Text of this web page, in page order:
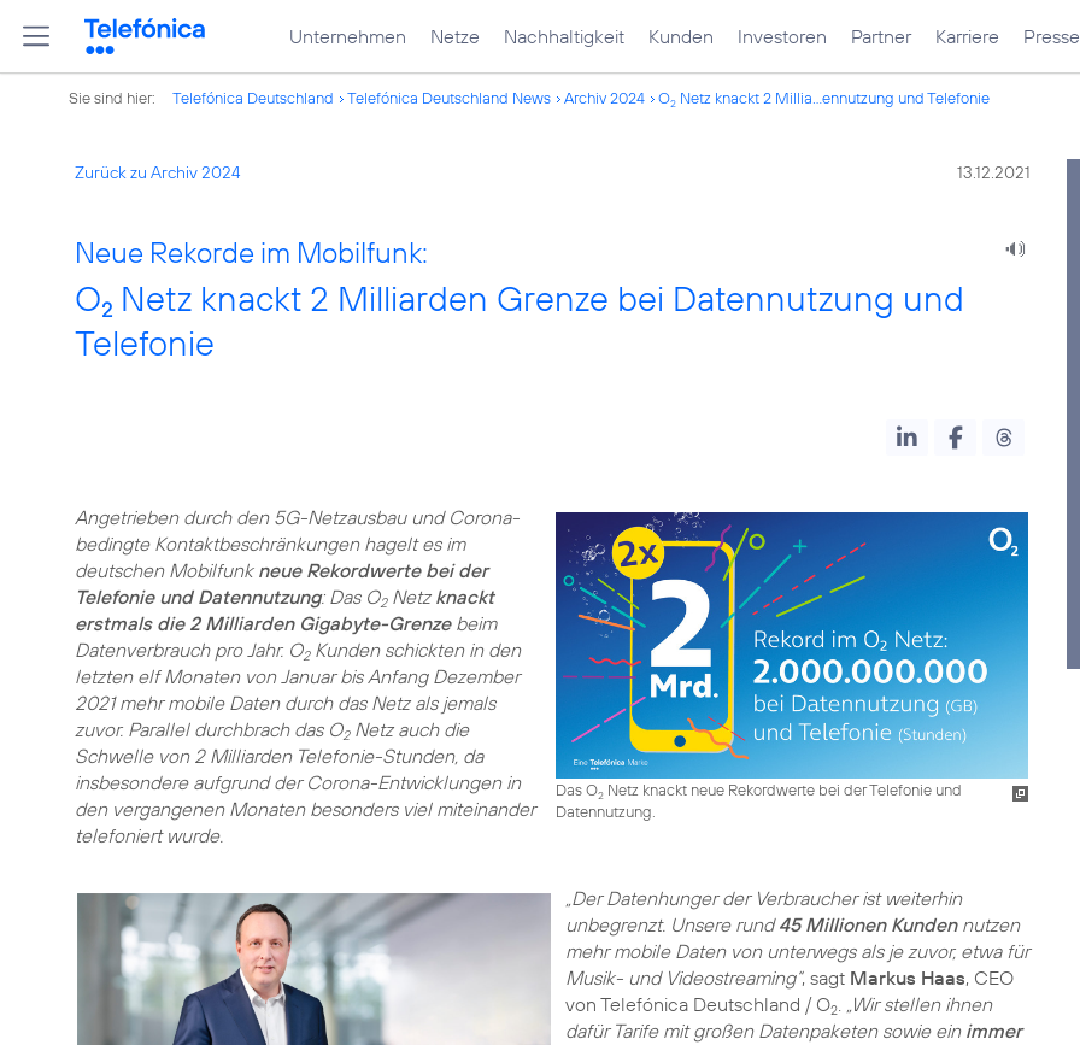
Unternehmen Netze Nachhaltigkeit Kunden Investoren Partner Karriere Presse
Sie sind hier: Telefónica Deutschland Telefónica Deutschland News Archiv 2024 O2 Netz knackt 2 Millia...ennutzung und Telefonie
Zurück zu Archiv 2024 13.12.2021
Neue Rekorde im Mobilfunk:
O2 Netz knackt 2 Milliarden Grenze bei Datennutzung und
Telefonie
Das O2Netz knackt neue Rekordwerte bei der Telefonie und
Datennutzung.
Angetrieben durch den 5G-Netzausbau und Corona-
bedingte Kontaktbeschränkungen hagelt es im
deutschen Mobilfunk neue Rekordwerte bei der
Telefonie und Datennutzung: Das O2Netz knackt
erstmals die 2 Milliarden Gigabyte-Grenzebeim
Datenverbrauch pro Jahr. O2Kunden schickten in den
letzten elf Monaten von Januar bis Anfang Dezember
2021 mehr mobile Daten durch das Netz als jemals
zuvor. Parallel durchbrach das O2Netz auch die
Schwelle von 2 Milliarden Telefonie-Stunden, da
insbesondere aufgrund der Corona-Entwicklungen in
den vergangenen Monaten besonders viel miteinander
telefoniert wurde.
„Der Datenhunger der Verbraucher ist weiterhin
unbegrenzt. Unsere rund45 Millionen Kundennutzen
mehr mobile Daten von unterwegs als je zuvor, etwa für
Musik- und Videostreaming“, sagt Markus Haas, CEO
von Telefónica Deutschland / O2. „Wir stellen ihnen
dafür Tarife mit großen Datenpaketen sowie ein immer